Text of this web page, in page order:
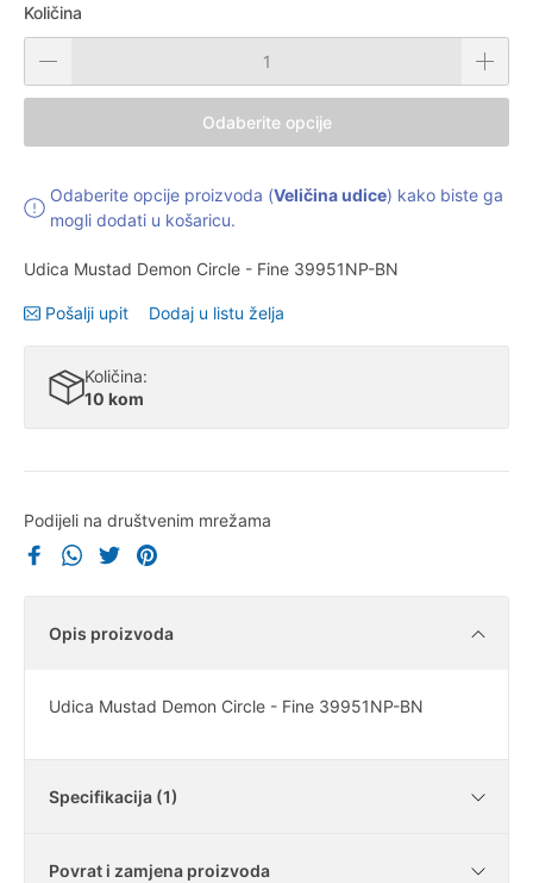
Količina
Odaberite opcije
Odaberite opcije proizvoda (Veličina udice) kako biste ga
mogli dodati u košaricu.
Udica Mustad Demon Circle - Fine 39951NP-BN
Pošalji upit Dodaj u listu želja
Količina:
10 kom
Podijeli na društvenim mrežama
Opis proizvoda
Udica Mustad Demon Circle - Fine 39951NP-BN
Specifikacija (1)
Povrat i zamjena proizvoda